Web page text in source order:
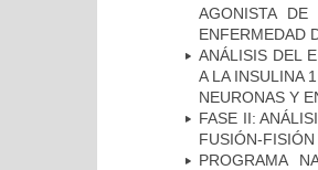
AGONISTA
ENFERMEDAD
ANÁLISIS DEL
A LA INSULINA
NEURONAS Y
FASE II:
FUSIÓN-
PROGRAMA